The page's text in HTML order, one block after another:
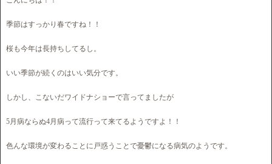
季節はすっかり春ですね！！
桜も今年は長持ちしてるし。
いい季節が続くのはいい気分です。
しかし、こないだワイドナショーで言ってましたが
5月病ならぬ4月病って流行って来てるようですよ！！
色んな環境が変わることに戸惑うことで憂鬱になる病気のようです。